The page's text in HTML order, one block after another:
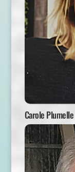
Carole Plumelle